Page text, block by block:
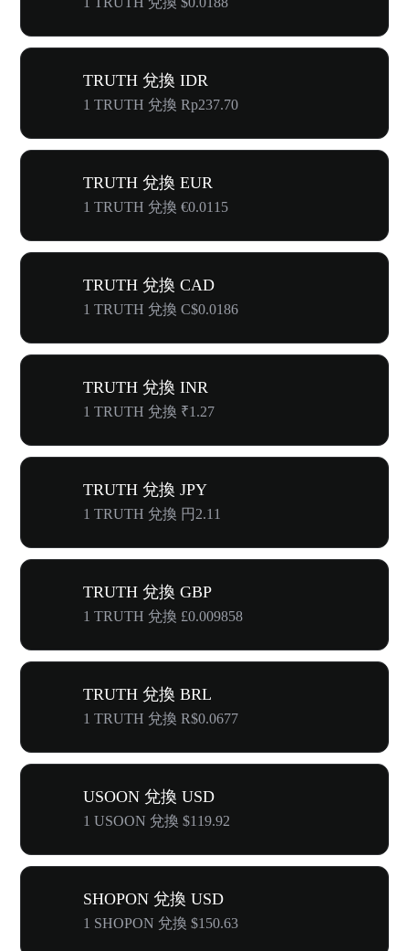
TRUTH 兌換 IDR
1 TRUTH 兌換 Rp237.70
TRUTH 兌換 EUR
1 TRUTH 兌換 €0.0115
TRUTH 兌換 CAD
1 TRUTH 兌換 C$0.0186
TRUTH 兌換 INR
1 TRUTH 兌換 ₹1.27
TRUTH 兌換 JPY
1 TRUTH 兌換 円2.11
TRUTH 兌換 GBP
1 TRUTH 兌換 £0.009858
TRUTH 兌換 BRL
1 TRUTH 兌換 R$0.0677
USOON 兌換 USD
1 USOON 兌換 $119.92
SHOPON 兌換 USD
1 SHOPON 兌換 $150.63